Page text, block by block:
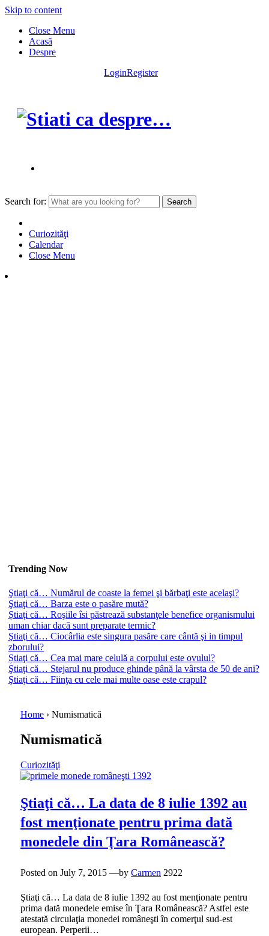
Skip to content
Close Menu
Acasă
Despre
LoginRegister
Search for:
Curiozităţi
Calendar
Close Menu
Trending Now
Ştiaţi că… Numărul de coaste la femei şi bărbaţi este acelaşi?
Ştiaţi că… Barza este o pasăre mută?
Știați că… Roşiile îsi păstrează substanţele benefice organismului
uman chiar dacă sunt preparate termic?
Ştiaţi că… Ciocârlia este singura pasăre care cântă şi in timpul
zborului?
Știaţi că… Cea mai mare celulă a corpului este ovulul?
Ştiaţi că… Stejarul nu produce ghinde până la vârsta de 50 de ani?
Ştiaţi că… Fiinţa cu cele mai multe oase este crapul?
Home › Numismatică
Numismatică
Curiozităţi
Ştiaţi că… La data de 8 iulie 1392 au
fost menţionate pentru prima dată
monedele din Ţara Românească?
Posted on July 7, 2015 —by Carmen 2922
Ştiaţi că… La data de 8 iulie 1392 au fost menţionate pentru
prima dată monedele emise în Ţara Românească? Astfel este
atestată circulaţia monedei româneşti în comerţul sud-est
european. Perperii…